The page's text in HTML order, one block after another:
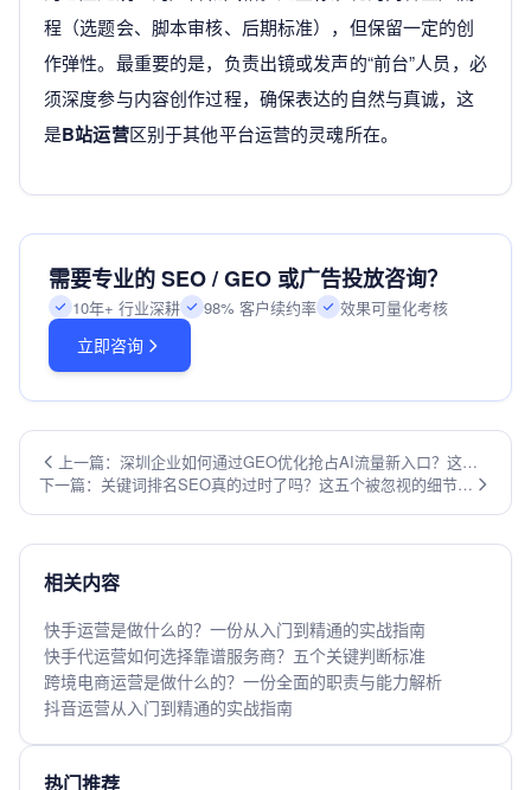
程（选题会、脚本审核、后期标准），但保留一定的创
作弹性。最重要的是，负责出镜或发声的“前台”人员，必
须深度参与内容创作过程，确保表达的自然与真诚，这
是B站运营区别于其他平台运营的灵魂所在。
需要专业的 SEO / GEO 或广告投放咨询？
10年+ 行业深耕 98% 客户续约率 效果可量化考核
立即咨询
上一篇：深圳企业如何通过GEO优化抢占AI流量新入口？这五
个策略不容错过！
下一篇：关键词排名SEO真的过时了吗？这五个被忽视的细节正
相关内容
快手运营是做什么的？一份从入门到精通的实战指南
快手代运营如何选择靠谱服务商？五个关键判断标准
跨境电商运营是做什么的？一份全面的职责与能力解析
抖音运营从入门到精通的实战指南
热门推荐